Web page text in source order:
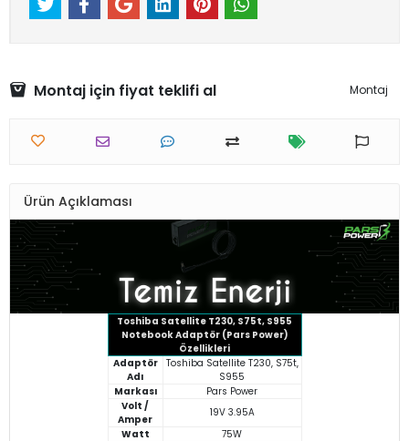
Montaj için fiyat teklifi al Montaj
Ürün Açıklaması
Toshiba Satellite T230, S75t, S955
Notebook Adaptör (Pars Power)
Özellikleri
Adaptör
Adı
Toshiba Satellite T230, S75t,
S955
Markası
Pars Power
Volt /
Amper
19V 3.95A
Watt
75W